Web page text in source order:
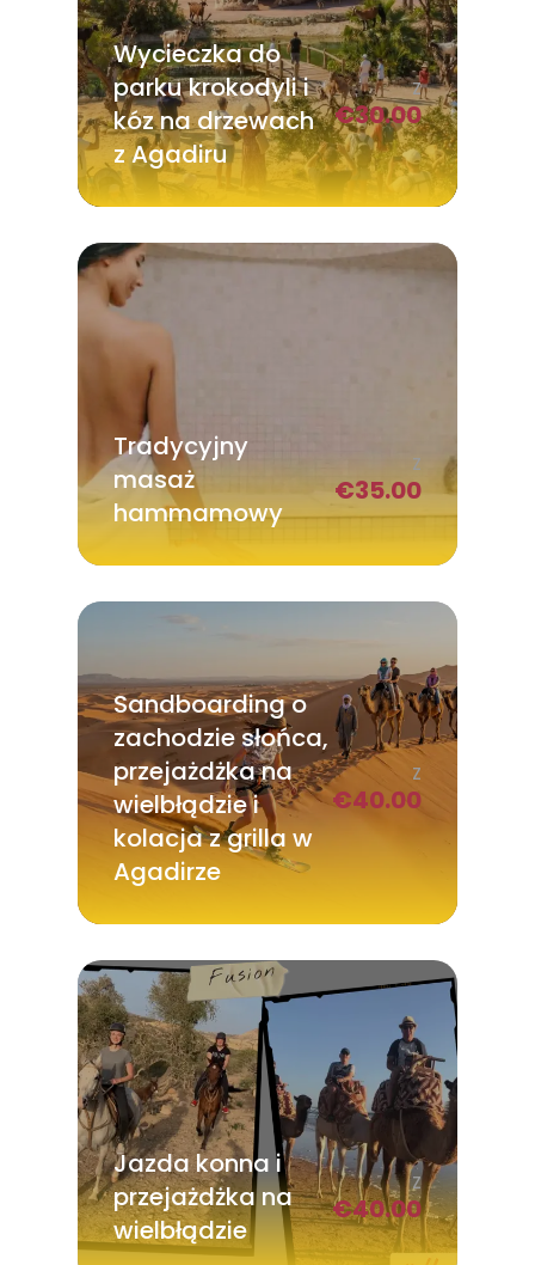
Wycieczka do
parku krokodyli i
kóz na drzewach
z Agadiru
Z
€30.00
Tradycyjny
masaż
hammamowy
Z
€35.00
Sandboarding o
zachodzie słońca,
przejażdżka na
wielbłądzie i
kolacja z grilla w
Agadirze
Z
€40.00
Jazda konna i
przejażdżka na
wielbłądzie
Z
€40.00